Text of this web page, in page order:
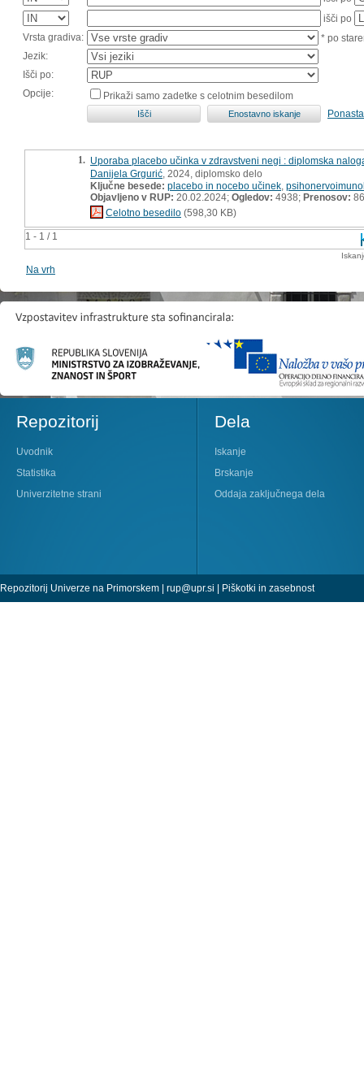
išči po
Vrsta gradiva:
* po
Jezik:
Išči po:
Opcije:
Prikaži samo zadetke s celotnim besedilom
1 - 1 / 1
1. Uporaba placebo učinka v zdravstveni negi : diplomska
Danijela Grgurić , 2024, diplomsko delo
Ključne besede: placebo in nocebo učinek
Objavljeno v RUP: 20.02.2024; Ogledov: 4938; Prenosov: 86
Celotno besedilo (598,30 KB)
Na vrh
Repozitorij
Uvodnik
Statistika
Univerzitetne strani
Dela
Iskanje
Brskanje
Oddaja zaključnega dela
Repozitorij Univerze na Primorskem | rup@upr.si | Piškotki in zasebnost